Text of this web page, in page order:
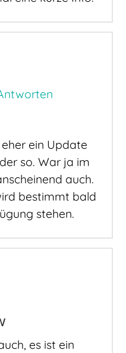
ein Update
so. War ja im
auch.
bestimmt bald
stehen.
es ist ein